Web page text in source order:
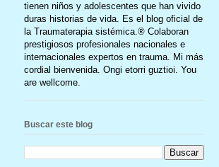
tienen niños y adolescentes que han vivido
duras historias de vida. Es el blog oficial de
la Traumaterapia sistémica.® Colaboran
prestigiosos profesionales nacionales e
internacionales expertos en trauma. Mi más
cordial bienvenida. Ongi etorri guztioi. You
are wellcome.
Buscar este blog